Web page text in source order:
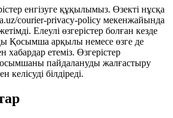
енгізуге құқылымыз. Өзекті нұсқа
courier-privacy-policy мекенжайында
Елеулі өзгерістер болған кезде
Қосымша арқылы немесе өзге де
хабардар етеміз. Өзгерістер
пайдалануды жалғастыру
білдіреді.